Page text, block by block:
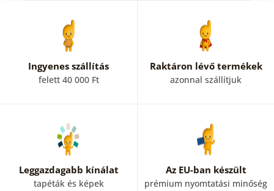
Ingyenes szállítás
felett 40 000 Ft
Raktáron lévő termékek
azonnal szállítjuk
Leggazdagabb kínálat
tapéták és képek
Az EU-ban készült
prémium nyomtatási minőség